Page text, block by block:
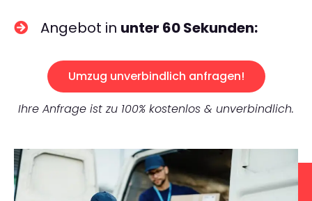
Angebot in unter 60 Sekunden:
Umzug unverbindlich anfragen!
Ihre Anfrage ist zu 100% kostenlos & unverbindlich.